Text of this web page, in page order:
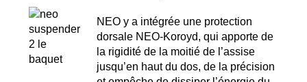
NEO y a intégrée une protection
dorsale NEO-Koroyd, qui apporte de
la rigidité de la moitié de l’assise
jusqu’en haut du dos, de la précision